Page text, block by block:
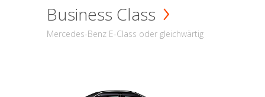
Business Class
Mercedes-Benz E-Class oder gleichwärtig